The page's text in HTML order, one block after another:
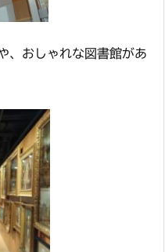
、おしゃれな図書館があ